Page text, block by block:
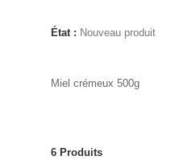
État : Nouveau produit
Miel crémeux 500g
6 Produits